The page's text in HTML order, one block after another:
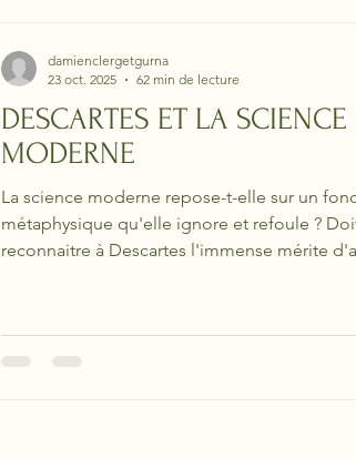
DESCARTES ET LA SCIENCE
MODERNE
La science moderne repose-t-elle sur un
métaphysique qu'elle ignore et refoule ?
reconnaitre à Descartes l'immense mérite
Ouvrons le débat
damienclergetgurna
23 oct. 2025
62 min de lecture